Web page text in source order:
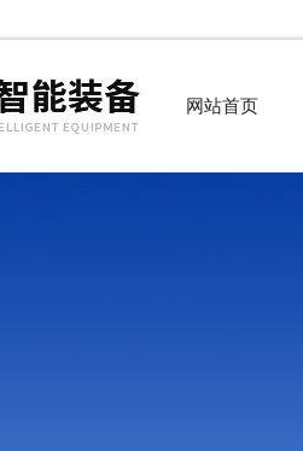
网站首页